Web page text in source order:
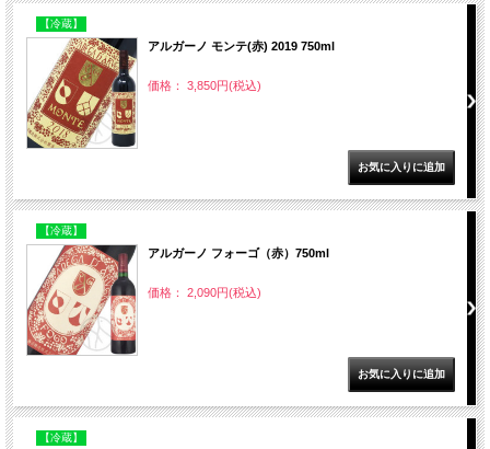
【冷蔵】
アルガーノ モンテ(赤) 2019 750ml
価格： 3,850円(税込)
【冷蔵】
アルガーノ フォーゴ（赤）750ml
価格： 2,090円(税込)
【冷蔵】